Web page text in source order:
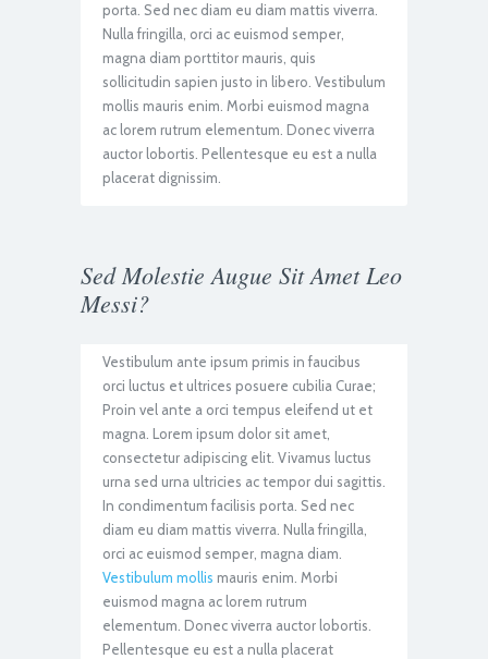
porta. Sed nec diam eu diam mattis viverra.
Nulla fringilla, orci ac euismod semper,
magna diam porttitor mauris, quis
sollicitudin sapien justo in libero. Vestibulum
mollis mauris enim. Morbi euismod magna
ac lorem rutrum elementum. Donec viverra
auctor lobortis. Pellentesque eu est a nulla
placerat dignissim.
Sed Molestie Augue Sit Amet Leo
Messi?
Vestibulum ante ipsum primis in faucibus
orci luctus et ultrices posuere cubilia Curae;
Proin vel ante a orci tempus eleifend ut et
magna. Lorem ipsum dolor sit amet,
consectetur adipiscing elit. Vivamus luctus
urna sed urna ultricies ac tempor dui sagittis.
In condimentum facilisis porta. Sed nec
diam eu diam mattis viverra. Nulla fringilla,
orci ac euismod semper, magna diam.
Vestibulum mollis mauris enim. Morbi
euismod magna ac lorem rutrum
elementum. Donec viverra auctor lobortis.
Pellentesque eu est a nulla placerat